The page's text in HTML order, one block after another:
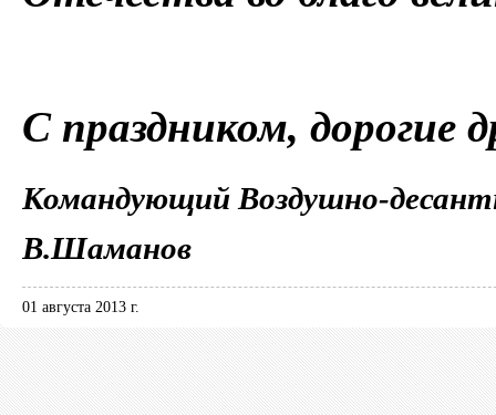
С праздником, дорогие
Командующий Воздушно-
В.Шаманов
01 августа 2013 г.